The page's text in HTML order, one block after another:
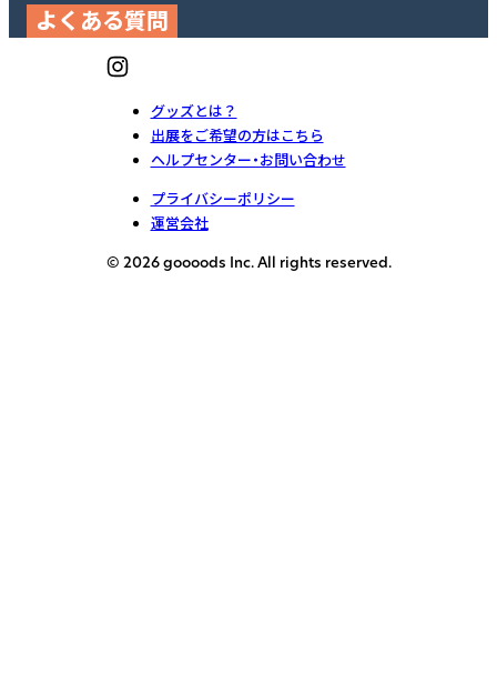
よくある質問
グッズとは？
出展をご希望の方はこちら
ヘルプセンター・お問い合わせ
プライバシーポリシー
運営会社
© 2026 goooods Inc. All rights reserved.